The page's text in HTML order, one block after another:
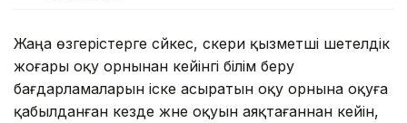
Жаңа өзгерістерге сәйкес, әскери қызметші шетелдік
жоғары оқу орнынан кейінгі білім беру
бағдарламаларын іске асыратын оқу орнына оқуға
қабылданған кезде және оқуын аяқтағаннан кейін,